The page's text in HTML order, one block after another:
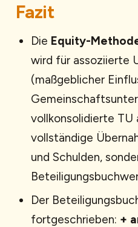
Fazit
Die Equity-
wird für assoziierte
(maßgeblicher
vollkonsolidierte
vollständige
und Schulden,
Der
fortgeschrieben: +